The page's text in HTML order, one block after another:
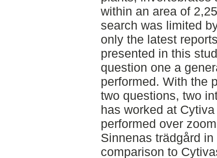
within an area of
search was limited
only the latest
presented in this
question one a
performed. With the
two questions, two
has worked at
performed over
Sinnenas trädgård
comparison to